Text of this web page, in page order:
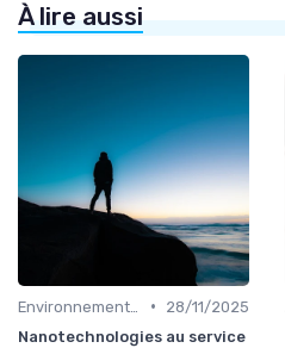
À lire aussi
•
28/11/2025
Nanotechnologies au service